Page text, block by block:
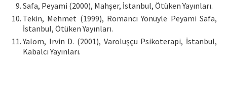
Safa, Peyami (2000), Mahşer, İstanbul, Ötüken Yayınları.
Tekin, Mehmet (1999), Romancı Yönüyle Peyami Safa,
İstanbul, Ötüken Yayınları.
Yalom, Irvin D. (2001), Varoluşçu Psikoterapi, İstanbul,
Kabalcı Yayınları.